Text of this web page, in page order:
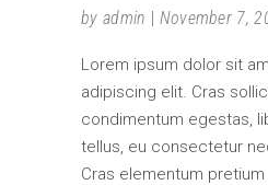
by admin November 7,
Lorem ipsum dolor sit
adipiscing elit. Cras
condimentum egestas,
tellus, eu consectetur
Cras elementum